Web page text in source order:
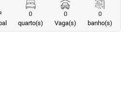
0
quarto(s)
0
Vaga(s)
0
banho(s)